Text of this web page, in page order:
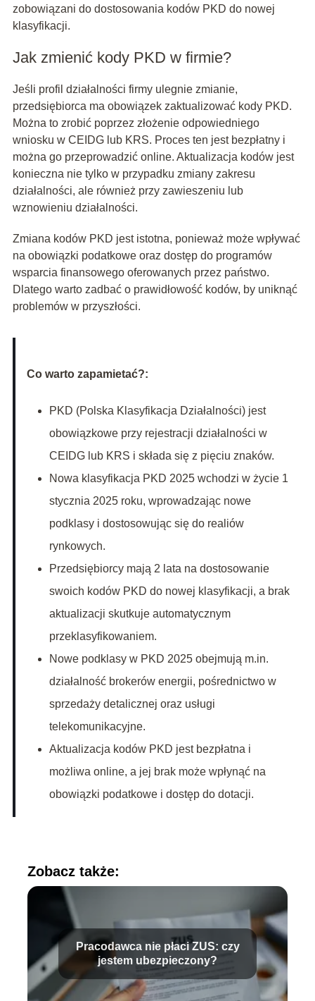
zobowiązani do dostosowania kodów PKD do nowej
klasyfikacji.
Jak zmienić kody PKD w firmie?
Jeśli profil działalności firmy ulegnie zmianie,
przedsiębiorca ma obowiązek zaktualizować kody PKD.
Można to zrobić poprzez złożenie odpowiedniego
wniosku w CEIDG lub KRS. Proces ten jest bezpłatny i
można go przeprowadzić online. Aktualizacja kodów jest
konieczna nie tylko w przypadku zmiany zakresu
działalności, ale również przy zawieszeniu lub
wznowieniu działalności.
Zmiana kodów PKD jest istotna, ponieważ może wpływać
na obowiązki podatkowe oraz dostęp do programów
wsparcia finansowego oferowanych przez państwo.
Dlatego warto zadbać o prawidłowość kodów, by uniknąć
problemów w przyszłości.
Co warto zapamietać?:
PKD (Polska Klasyfikacja Działalności) jest
obowiązkowe przy rejestracji działalności w
CEIDG lub KRS i składa się z pięciu znaków.
Nowa klasyfikacja PKD 2025 wchodzi w życie 1
stycznia 2025 roku, wprowadzając nowe
podklasy i dostosowując się do realiów
rynkowych.
Przedsiębiorcy mają 2 lata na dostosowanie
swoich kodów PKD do nowej klasyfikacji, a brak
aktualizacji skutkuje automatycznym
przeklasyfikowaniem.
Nowe podklasy w PKD 2025 obejmują m.in.
działalność brokerów energii, pośrednictwo w
sprzedaży detalicznej oraz usługi
telekomunikacyjne.
Aktualizacja kodów PKD jest bezpłatna i
możliwa online, a jej brak może wpłynąć na
obowiązki podatkowe i dostęp do dotacji.
Zobacz także:
Pracodawca nie płaci ZUS: czy
jestem ubezpieczony?